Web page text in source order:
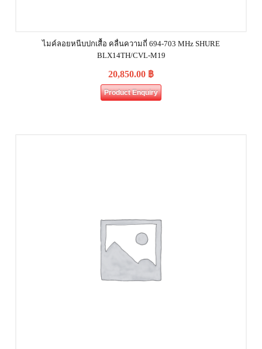
ไมค์ลอยหนีบปกเสื้อ คลื่นความถี่ 694-703 MHz SHURE
BLX14TH/CVL-M19
20,850.00 ฿
Product Enquiry